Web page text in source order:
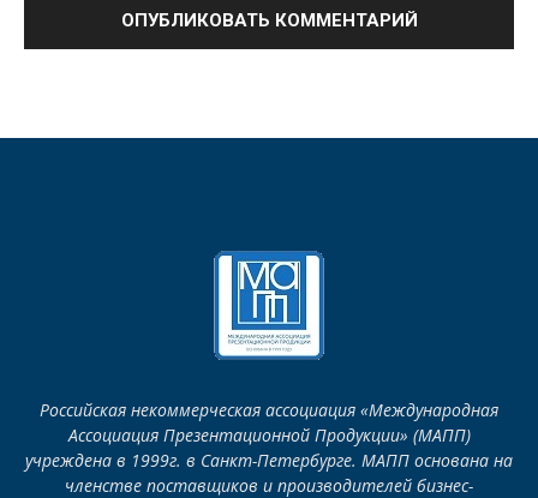
Российская некоммерческая ассоциация «Международная
Ассоциация Презентационной Продукции» (МАПП)
учреждена в 1999г. в Санкт-Петербурге. МАПП основана на
членстве поставщиков и производителей бизнес-